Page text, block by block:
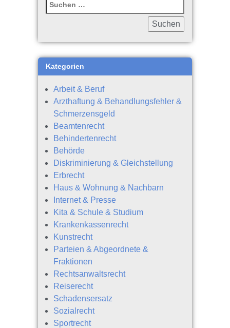
Kategorien
Arbeit & Beruf
Arzthaftung & Behandlungsfehler &
Schmerzensgeld
Beamtenrecht
Behindertenrecht
Behörde
Diskriminierung & Gleichstellung
Erbrecht
Haus & Wohnung & Nachbarn
Internet & Presse
Kita & Schule & Studium
Krankenkassenrecht
Kunstrecht
Parteien & Abgeordnete &
Fraktionen
Rechtsanwaltsrecht
Reiserecht
Schadensersatz
Sozialrecht
Sportrecht